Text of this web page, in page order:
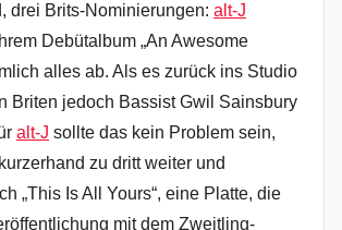
drei Brits-Nominierungen: alt-J
Debütalbum „An Awesome
alles ab. Als es zurück ins Studio
Briten jedoch Bassist Gwil Sainsbury
alt-J sollte das kein Problem sein,
zu dritt weiter und
„This Is All Yours“, eine Platte, die
mit dem Zweitling-